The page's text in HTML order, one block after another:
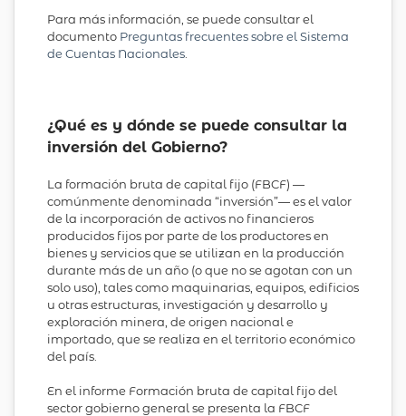
Para más información, se puede consultar el
documento Preguntas frecuentes sobre el Sistema
de Cuentas Nacionales
¿Qué es y dónde se puede consultar la
inversión del Gobierno?
La formación bruta de capital fijo (FBCF) —
comúnmente denominada “inversión”— es el valor
de la incorporación de activos no financieros
producidos fijos por parte de los productores en
bienes y servicios que se utilizan en la producción
durante más de un año (o que no se agotan con un
solo uso), tales como maquinarias, equipos, edificios
u otras estructuras, investigación y desarrollo y
exploración minera, de origen nacional e
importado, que se realiza en el territorio económico
del país.
En el informe Formación bruta de capital fijo del
sector gobierno general se presenta la FBCF